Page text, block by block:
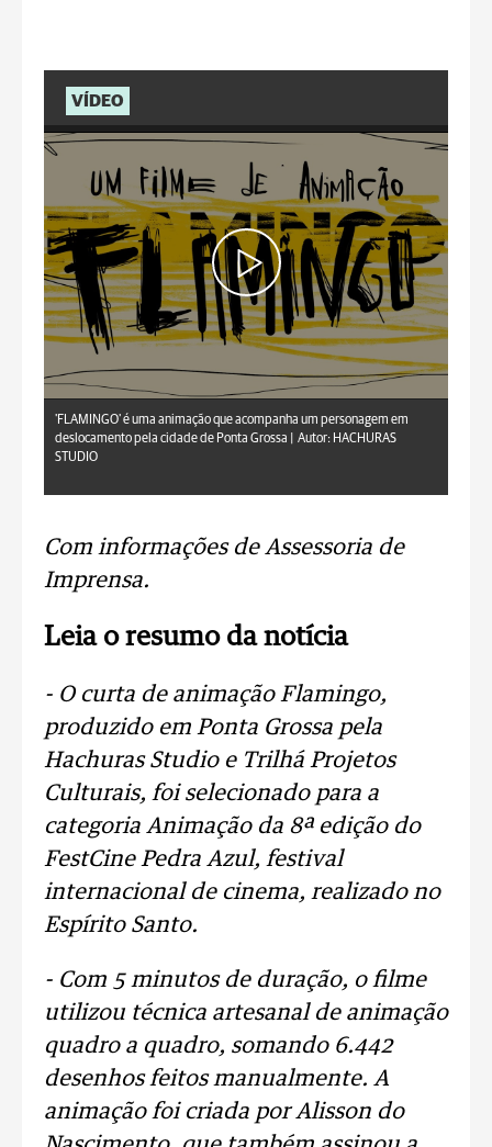
VÍDEO
'FLAMINGO' é uma animação que acompanha um personagem em
deslocamento pela cidade de Ponta Grossa |
Autor: HACHURAS
STUDIO
Com informações de Assessoria de
Imprensa.
Leia o resumo da notícia
- O curta de animação Flamingo,
produzido em Ponta Grossa pela
Hachuras Studio e Trilhá Projetos
Culturais, foi selecionado para a
categoria Animação da 8ª edição do
FestCine Pedra Azul, festival
internacional de cinema, realizado no
Espírito Santo.
- Com 5 minutos de duração, o filme
utilizou técnica artesanal de animação
quadro a quadro, somando 6.442
desenhos feitos manualmente. A
animação foi criada por Alisson do